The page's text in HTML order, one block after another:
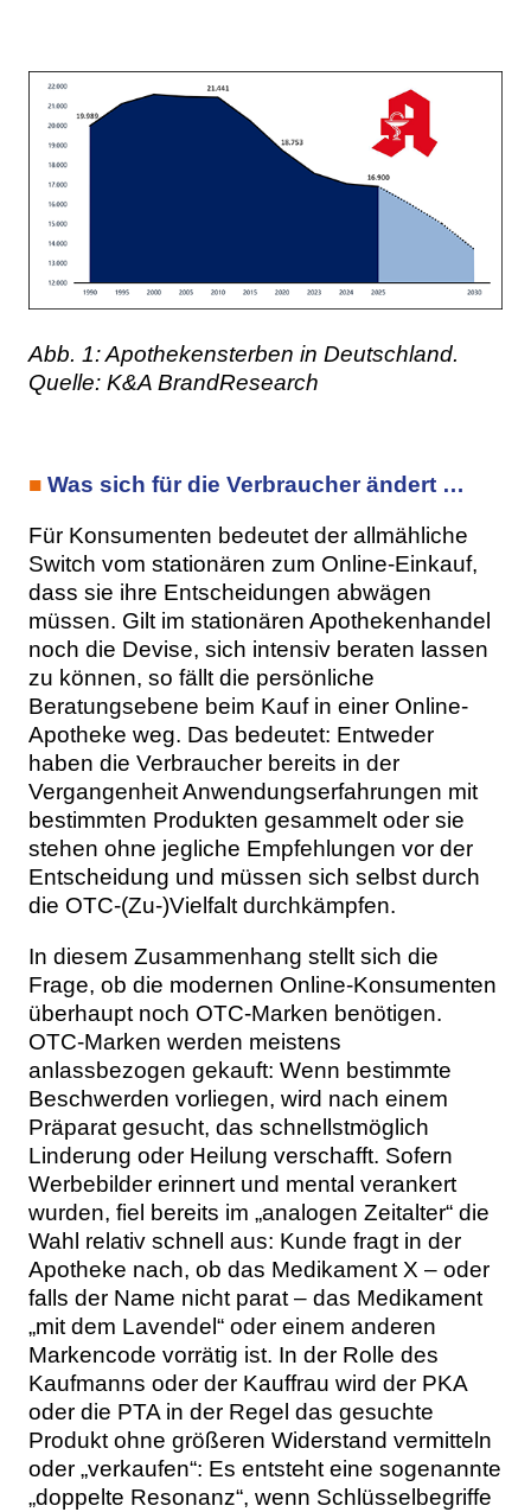
Abb. 1: Apothekensterben in Deutschland.
Quelle: K&A BrandResearch
■ Was sich für die Verbraucher ändert …
Für Konsumenten bedeutet der allmähliche
Switch vom stationären zum Online-Einkauf,
dass sie ihre Entscheidungen abwägen
müssen. Gilt im stationären Apothekenhandel
noch die Devise, sich intensiv beraten lassen
zu können, so fällt die persönliche
Beratungsebene beim Kauf in einer Online-
Apotheke weg. Das bedeutet: Entweder
haben die Verbraucher bereits in der
Vergangenheit Anwendungserfahrungen mit
bestimmten Produkten gesammelt oder sie
stehen ohne jegliche Empfehlungen vor der
Entscheidung und müssen sich selbst durch
die OTC-(Zu-)Vielfalt durchkämpfen.
In diesem Zusammenhang stellt sich die
Frage, ob die modernen Online-Konsumenten
überhaupt noch OTC-Marken benötigen.
OTC-Marken werden meistens
anlassbezogen gekauft: Wenn bestimmte
Beschwerden vorliegen, wird nach einem
Präparat gesucht, das schnellstmöglich
Linderung oder Heilung verschafft. Sofern
Werbebilder erinnert und mental verankert
wurden, fiel bereits im „analogen Zeitalter“ die
Wahl relativ schnell aus: Kunde fragt in der
Apotheke nach, ob das Medikament X – oder
falls der Name nicht parat – das Medikament
„mit dem Lavendel“ oder einem anderen
Markencode vorrätig ist. In der Rolle des
Kaufmanns oder der Kauffrau wird der PKA
oder die PTA in der Regel das gesuchte
Produkt ohne größeren Widerstand vermitteln
oder „verkaufen“: Es entsteht eine sogenannte
„doppelte Resonanz“, wenn Schlüsselbegriffe